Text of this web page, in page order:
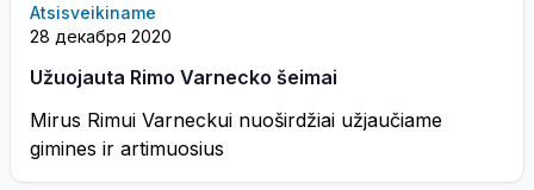
Atsisveikiname
28 декабря 2020
Užuojauta Rimo Varnecko šeimai
Mirus Rimui Varneckui nuoširdžiai užjaučiame
gimines ir artimuosius